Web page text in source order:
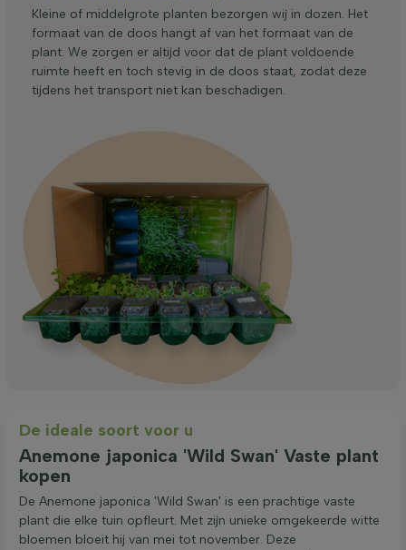
Kleine of middelgrote planten bezorgen wij in dozen. Het
formaat van de doos hangt af van het formaat van de
plant. We zorgen er altijd voor dat de plant voldoende
ruimte heeft en toch stevig in de doos staat, zodat deze
tijdens het transport niet kan beschadigen.
De ideale soort voor u
Anemone japonica 'Wild Swan' Vaste plant
kopen
De Anemone japonica 'Wild Swan' is een prachtige vaste
plant die elke tuin opfleurt. Met zijn unieke omgekeerde witte
bloemen bloeit hij van mei tot november. Deze